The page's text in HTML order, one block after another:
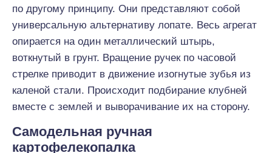
по другому принципу. Они представляют собой
универсальную альтернативу лопате. Весь агрегат
опирается на один металлический штырь,
воткнутый в грунт. Вращение ручек по часовой
стрелке приводит в движение изогнутые зубья из
каленой стали. Происходит подбирание клубней
вместе с землей и выворачивание их на сторону.
Самодельная ручная
картофелекопалка